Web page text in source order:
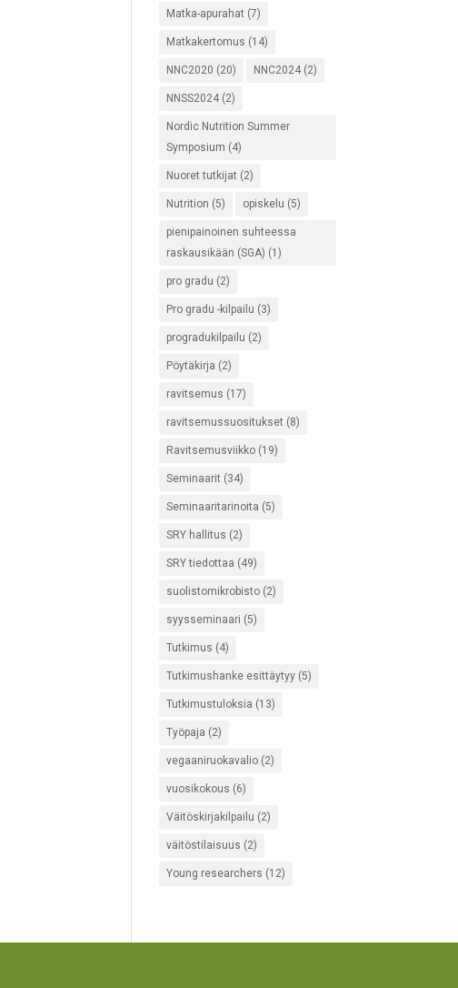
Matka-apurahat (7)
Matkakertomus (14)
NNC2020 (20) NNC2024 (2)
NNSS2024 (2)
Nordic Nutrition Summer
Symposium (4)
Nuoret tutkijat (2)
Nutrition (5) opiskelu (5)
pienipainoinen suhteessa
raskausikään (SGA) (1)
pro gradu (2)
Pro gradu -kilpailu (3)
progradukilpailu (2)
Pöytäkirja (2)
ravitsemus (17)
ravitsemussuositukset (8)
Ravitsemusviikko (19)
Seminaarit (34)
Seminaaritarinoita (5)
SRY hallitus (2)
SRY tiedottaa (49)
suolistomikrobisto (2)
syysseminaari (5)
Tutkimus (4)
Tutkimushanke esittäytyy (5)
Tutkimustuloksia (13)
Työpaja (2)
vegaaniruokavalio (2)
vuosikokous (6)
Väitöskirjakilpailu (2)
väitöstilaisuus (2)
Young researchers (12)